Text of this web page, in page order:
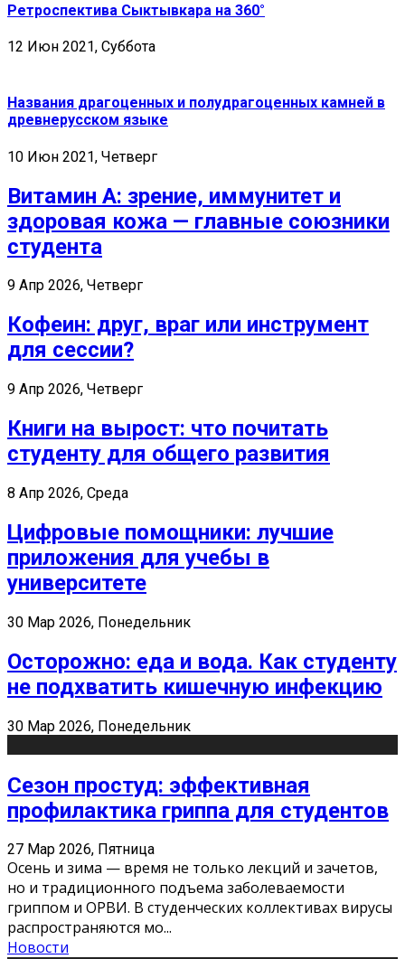
Ретроспектива Сыктывкара на 360°
12 Июн 2021, Суббота
Названия драгоценных и полудрагоценных камней в
древнерусском языке
10 Июн 2021, Четверг
Витамин А: зрение, иммунитет и
здоровая кожа — главные союзники
студента
9 Апр 2026, Четверг
Кофеин: друг, враг или инструмент
для сессии?
9 Апр 2026, Четверг
Книги на вырост: что почитать
студенту для общего развития
8 Апр 2026, Среда
Цифровые помощники: лучшие
приложения для учебы в
университете
30 Мар 2026, Понедельник
Осторожно: еда и вода. Как студенту
не подхватить кишечную инфекцию
30 Мар 2026, Понедельник
Сезон простуд: эффективная
профилактика гриппа для студентов
27 Мар 2026, Пятница
Осень и зима — время не только лекций и зачетов,
но и традиционного подъема заболеваемости
гриппом и ОРВИ. В студенческих коллективах вирусы
распространяются мо...
Новости